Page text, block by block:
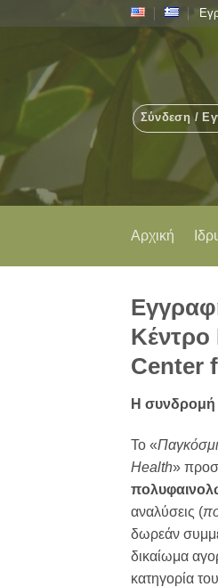
Σύνδεση /
Αρχική
Κέντρο
Center
Η συνδρομή
Το «
Health»
αναλύσεις (
δωρεάν
δικαίωμα
κατηγορία